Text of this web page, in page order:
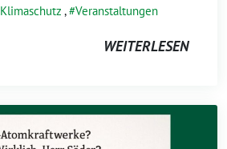
Klimaschutz , Veranstaltungen
WEITERLESEN